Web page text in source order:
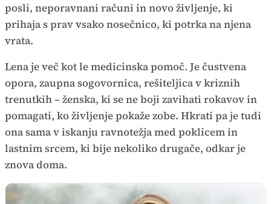
posli, neporavnani računi in novo življenje, ki
prihaja s prav vsako nosečnico, ki potrka na njena
vrata.
Lena je več kot le medicinska pomoč. Je čustvena
opora, zaupna sogovornica, rešiteljica v kriznih
trenutkih – ženska, ki se ne boji zavihati rokavov in
pomagati, ko življenje pokaže zobe. Hkrati pa je tudi
ona sama v iskanju ravnotežja med poklicem in
lastnim srcem, ki bije nekoliko drugače, odkar je
znova doma.